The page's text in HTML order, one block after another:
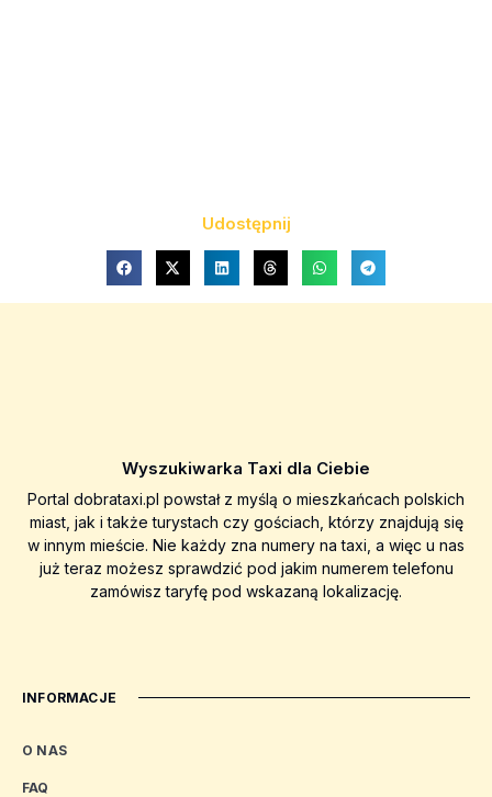
Udostępnij
Wyszukiwarka Taxi dla Ciebie
Portal dobrataxi.pl powstał z myślą o mieszkańcach polskich
miast, jak i także turystach czy gościach, którzy znajdują się
w innym mieście. Nie każdy zna numery na taxi, a więc u nas
już teraz możesz sprawdzić pod jakim numerem telefonu
zamówisz taryfę pod wskazaną lokalizację.
INFORMACJE
O NAS
FAQ